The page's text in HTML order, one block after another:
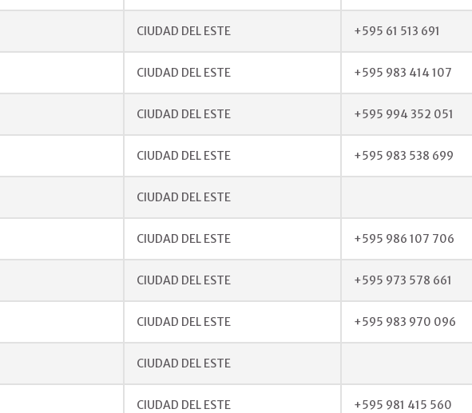
CIUDAD DEL ESTE +595 61 513 691
CIUDAD DEL ESTE +595 983 414 107
CIUDAD DEL ESTE +595 994 352 051
CIUDAD DEL ESTE +595 983 538 699
CIUDAD DEL ESTE
CIUDAD DEL ESTE +595 986 107 706
CIUDAD DEL ESTE +595 973 578 661
CIUDAD DEL ESTE +595 983 970 096
CIUDAD DEL ESTE
CIUDAD DEL ESTE +595 981 415 560